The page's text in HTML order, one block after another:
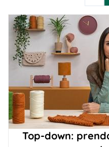
Top-down: